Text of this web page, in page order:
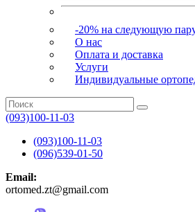
-20% на следующую
О нас
Оплата и доставка
Услуги
Индивидуальные
(093)100-11-03
(093)100-11-03
(096)539-01-50
Email:
ortomed.zt@gmail.com